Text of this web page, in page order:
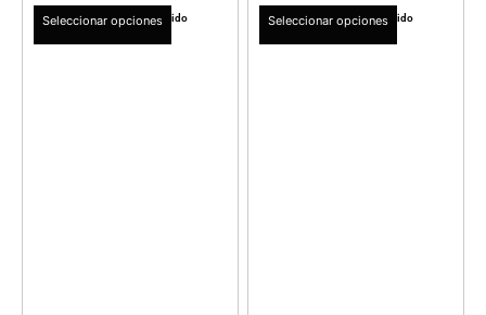
$12.990 IVA Incluido
Seleccionar opciones $12.990 IVA Incluido
Seleccionar opciones